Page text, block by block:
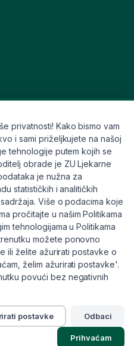
privatnosti! Kako bismo vam
i sami priželjkujete na našoj
tehnologije putem kojih se
obrade je ZU Ljekarne
je nužna za
statističkih i analitičkih
Više o podacima koje
pročitajte u našim Politikama
tehnologijama u Politikama
možete ponovno
ili želite ažurirati postavke o
želim ažurirati postavke'.
povući bez negativnih
postavke Odbaci
Prihvaćam